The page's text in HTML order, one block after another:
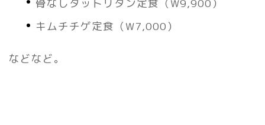
骨なしタットリタン定食（W9,900）
キムチチゲ定食（W7,000）
などなど。